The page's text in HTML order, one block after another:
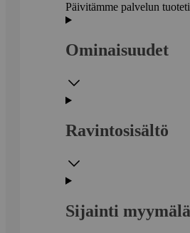
Päivitämme palvelun
Ominaisuudet
Ravintosisältö
Sijainti